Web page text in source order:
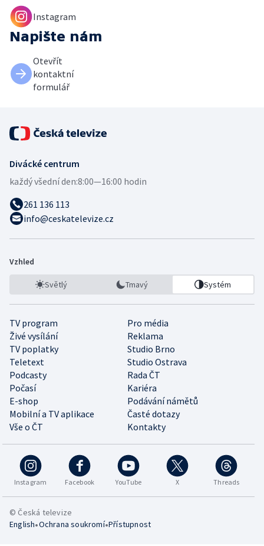
Instagram
Napište nám
Otevřít
kontaktní
formulář
Divácké centrum
každý všední den:8:00—16:00 hodin
261 136 113
info@ceskatelevize.cz
Vzhled
Světlý Tmavý Systém
TV program
Pro média
Živé vysílání
Reklama
TV poplatky
Studio Brno
Teletext
Studio Ostrava
Podcasty
Rada ČT
Počasí
Kariéra
E-shop
Podávání námětů
Mobilní a TV aplikace
Časté dotazy
Vše o ČT
Kontakty
Instagram Facebook YouTube X Threads
© Česká televize
English•Ochrana soukromí•Přístupnost